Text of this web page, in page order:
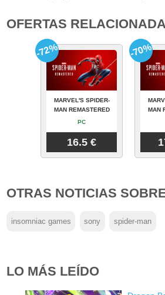
OFERTAS
MARVEL'S SPIDER-
MAN REMASTERED
PC
16.5 €
-72%
MAN
-70%
OTRAS NOTICIAS
insomniac games sony spider-man
LO MÁS LEÍDO